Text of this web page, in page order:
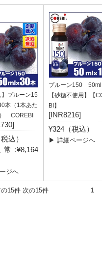
】プルーン15
本（1本あた
COREBI
込）
:¥8,164
ジへ
プルーン150
【砂糖不使用】【
BI】
[INR8216]
¥324（税込）
▶ 詳細ページへ
） 前の15件 次の15件 1